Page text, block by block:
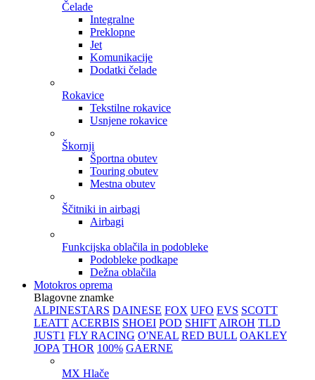
Čelade
Integralne
Preklopne
Jet
Komunikacije
Dodatki čelade
Rokavice
Tekstilne rokavice
Usnjene rokavice
Škornji
Športna obutev
Touring obutev
Mestna obutev
Ščitniki in airbagi
Airbagi
Funkcijska oblačila in podobleke
Podobleke podkape
Dežna oblačila
Motokros oprema
Blagovne znamke
ALPINESTARS DAINESE FOX UFO EVS SCOTT
LEATT ACERBIS SHOEI POD SHIFT AIROH TLD
JUST1 FLY RACING O'NEAL RED BULL OAKLEY
JOPA THOR 100% GAERNE
MX Hlače